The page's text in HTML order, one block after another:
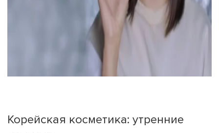
Корейская косметика: утренние